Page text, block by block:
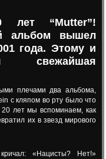
лет “Mutter”!
альбом вышел
года. Этому и
свежайшая
плечами два альбома,
с кляпом во рту было что
20 лет мы вспоминаем, как
их в звезд мирового
«Нацисты? Нет!»